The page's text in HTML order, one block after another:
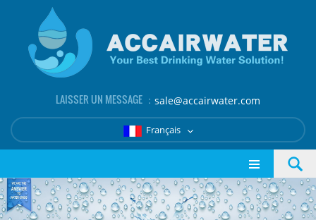
LAISSER UN MESSAGE ： sale@accairwater.com
Français